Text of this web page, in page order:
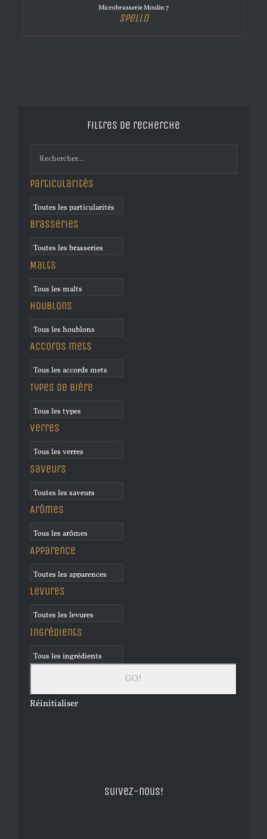
Microbrasserie Moulin 7
Spello
Filtres de recherche
Particularités
Brasseries
Malts
Houblons
Accords mets
Types de bière
Verres
Saveurs
Arômes
Apparence
Levures
Ingrédients
Réinitialiser
Suivez-nous!